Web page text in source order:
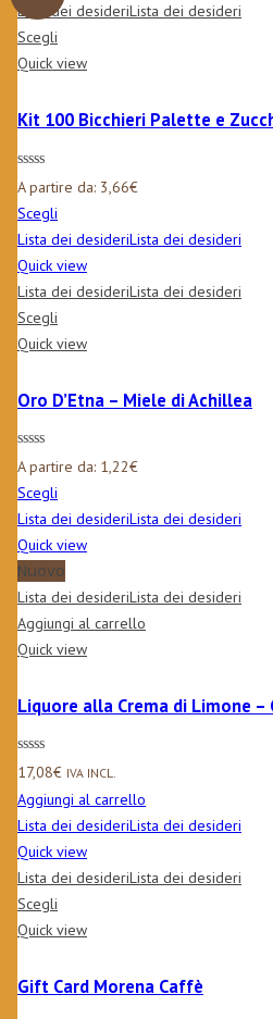
Lista dei desideriLista dei desideri
Scegli
Quick view
Kit 100 Bicchieri Palette e
A partire da: 3,66€
Scegli
Lista dei desideriLista dei desideri
Quick view
Lista dei desideriLista dei desideri
Scegli
Quick view
Oro D’Etna – Miele di Achillea
A partire da: 1,22€
Scegli
Lista dei desideriLista dei desideri
Quick view
Nuovo
Lista dei desideriLista dei desideri
Aggiungi al carrello
Quick view
Liquore alla Crema di Limone –
17,08€ IVA INCL.
Aggiungi al carrello
Lista dei desideriLista dei desideri
Quick view
Lista dei desideriLista dei desideri
Scegli
Quick view
Gift Card Morena Caffè